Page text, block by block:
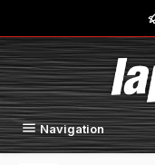
Zum Hauptinhalt springen
Navigation